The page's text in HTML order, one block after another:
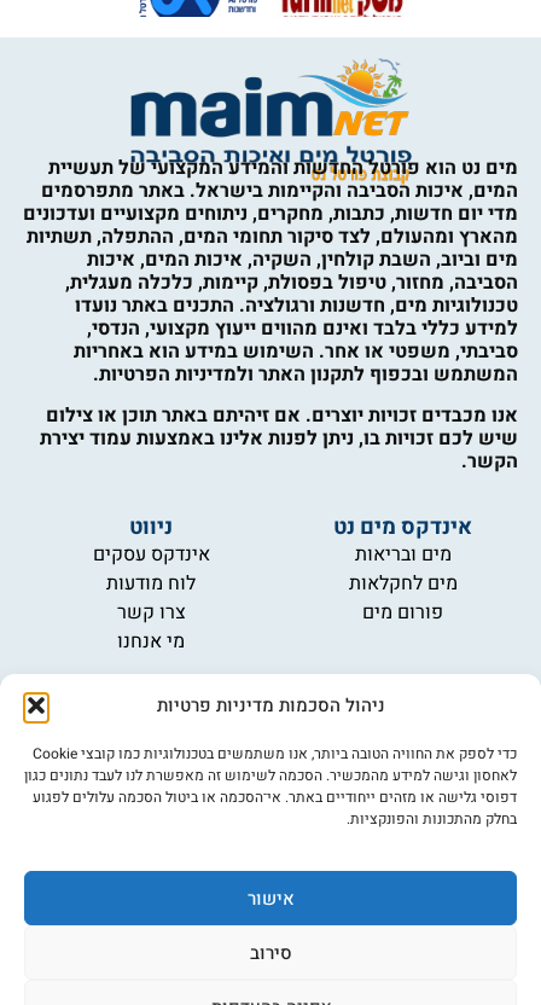
ניהול הסכמות מדיניות פרטיות
כדי לספק את החוויה הטובה ביותר, אנו משתמשים בטכנולוגיות כמו קובצי Cookie
לאחסון וגישה למידע מהמכשיר. הסכמה לשימוש זה מאפשרת לנו לעבד נתונים כגון
דפוסי גלישה או מזהים ייחודיים באתר. אי־הסכמה או ביטול הסכמה עלולים לפגוע
בחלק מהתכונות והפונקציות.
אישור
סירוב
מים נט הוא פורטל החדשות והמידע המקצועי של תעשיית
המים, איכות הסביבה והקיימות בישראל. באתר מתפרסמים
מדי יום חדשות, כתבות, מחקרים, ניתוחים מקצועיים ועדכונים
מהארץ ומהעולם, לצד סיקור תחומי המים, ההתפלה, תשתיות
מים וביוב, השבת קולחין, השקיה, איכות המים, איכות
הסביבה, מחזור, טיפול בפסולת, קיימות, כלכלה מעגלית,
טכנולוגיות מים, חדשנות ורגולציה. התכנים באתר נועדו
למידע כללי בלבד ואינם מהווים ייעוץ מקצועי, הנדסי,
סביבתי, משפטי או אחר. השימוש במידע הוא באחריות
המשתמש ובכפוף לתקנון האתר ולמדיניות הפרטיות.
אנו מכבדים זכויות יוצרים. אם זיהיתם באתר תוכן או צילום
שיש לכם זכויות בו, ניתן לפנות אלינו באמצעות עמוד יצירת
הקשר.
אינדקס מים נט
מים ובריאות
מים לחקלאות
פורום מים
ניווט
אינדקס עסקים
לוח מודעות
צרו קשר
מי אנחנו
מידע
תקנון
הרשמה לניוזלטר
פרסמו אצלנו
הצהרת נגישות
©כל הזכויות שמורות למים נט (נוסד בשנת 2007) אתר: דיביין